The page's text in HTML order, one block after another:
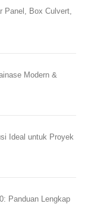
Panel, Box Culvert,
Modern &
Ideal untuk Proyek
Panduan Lengkap